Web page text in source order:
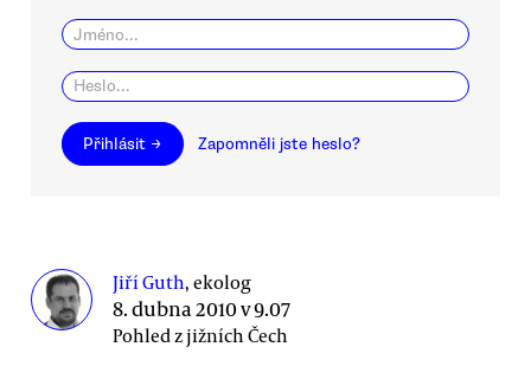
Přihlásit → Zapomněli jste heslo?
Jiří Guth, ekolog
8. dubna 2010 v 9.07
Pohled z jižních Čech